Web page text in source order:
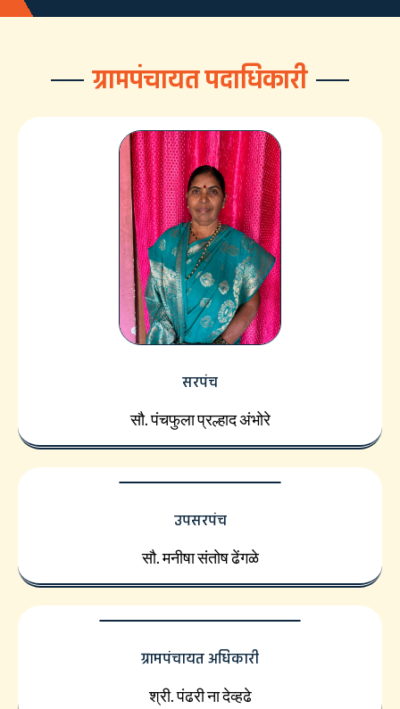
ग्रामपंचायत पदाधिकारी
सरपंच
सौ. पंचफुला प्रल्हाद अंभोरे
उपसरपंच
सौ. मनीषा संतोष ढेंगळे
ग्रामपंचायत अधिकारी
श्री. पंढरी ना देव्हढे